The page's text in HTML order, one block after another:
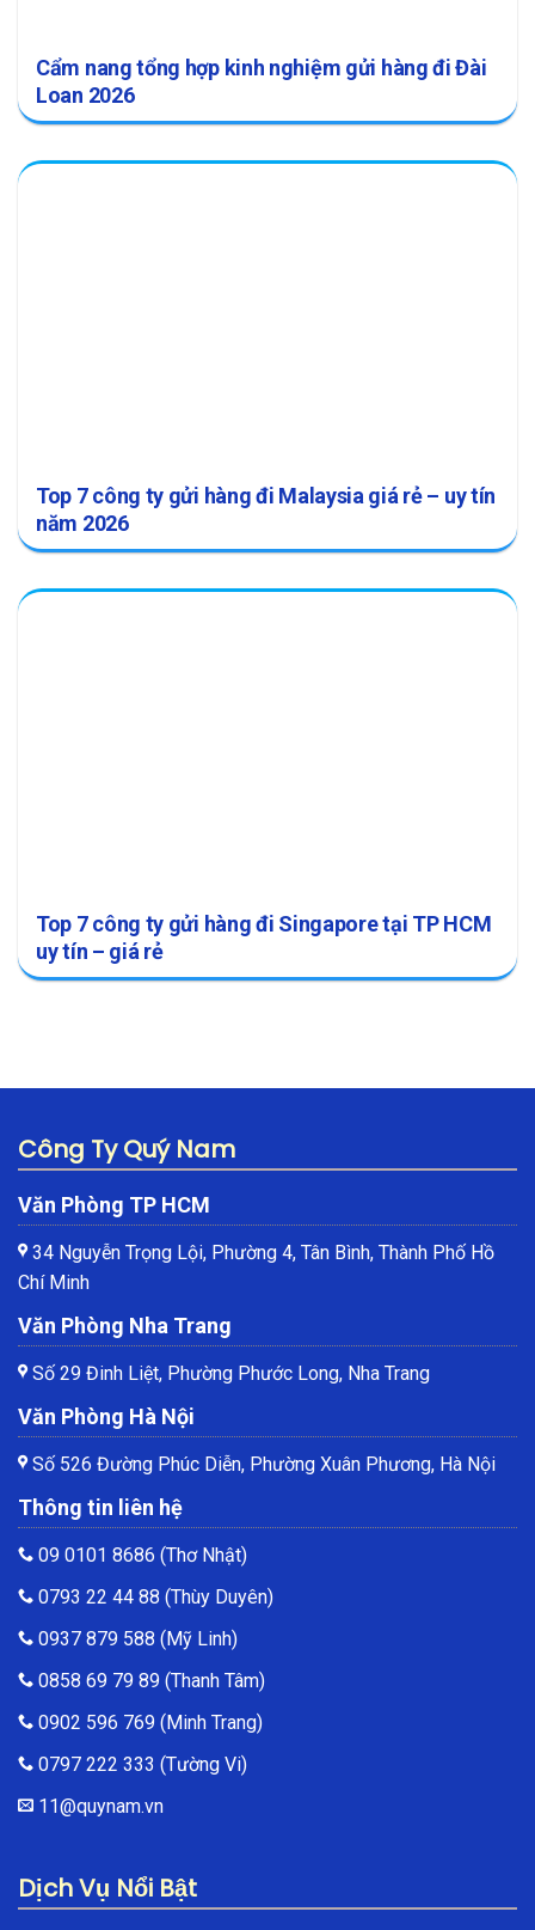
Cẩm nang tổng hợp kinh nghiệm gửi hàng đi Đài
Loan 2026
Top 7 công ty gửi hàng đi Malaysia giá rẻ – uy tín
năm 2026
Top 7 công ty gửi hàng đi Singapore tại TP HCM
uy tín – giá rẻ
Công Ty Quý Nam
Văn Phòng TP HCM
34 Nguyễn Trọng Lội, Phường 4, Tân Bình, Thành Phố Hồ
Chí Minh
Văn Phòng Nha Trang
Số 29 Đinh Liệt, Phường Phước Long, Nha Trang
Văn Phòng Hà Nội
Số 526 Đường Phúc Diễn, Phường Xuân Phương, Hà Nội
Thông tin liên hệ
09 0101 8686 (Thơ Nhật)
0793 22 44 88 (Thùy Duyên)
0937 879 588 (Mỹ Linh)
0858 69 79 89 (Thanh Tâm)
0902 596 769 (Minh Trang)
0797 222 333 (Tường Vi)
11@quynam.vn
Dịch Vụ Nổi Bật